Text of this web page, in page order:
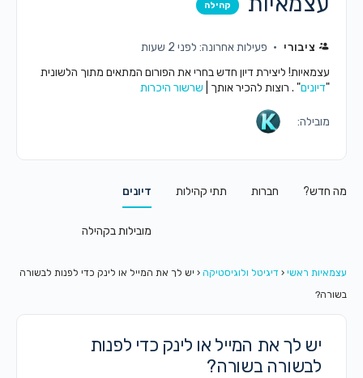
קהילה
ציבורי
פעילות אחרונה: לפני 2 שעות
עצמאיות! ליצירת דיון חדש בחרי את הפורום המתאים מתוך הלשונית
דיונים" . רוצות להכיר אותך | שרשור היכרות
מובילה:
מה חדש? חברות תתי קהילות דיונים
מובילות בקהילה
עצמאיות ראשי ‹ דיגיטל ולוגיסטיקה ‹ יש לך את המייל או לינק כדי לפנות לבשורה
בשורה?
יש לך את המייל או לינק כדי לפנות
לבשורה בשורה?